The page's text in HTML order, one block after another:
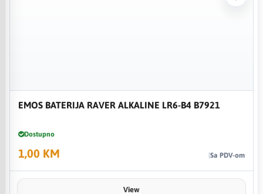
EMOS BATERIJA RAVER ALKALINE LR6-B4 B7921
Dostupno
1,00 KM Sa PDV-om
View